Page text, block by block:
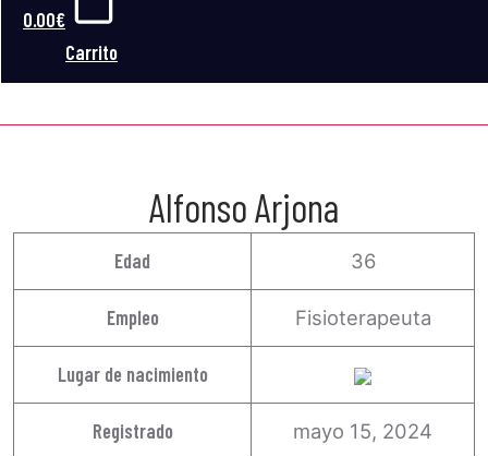
0.00€
Carrito
Alfonso Arjona
Edad 36
Empleo Fisioterapeuta
Lugar de nacimiento
Registrado mayo 15, 2024